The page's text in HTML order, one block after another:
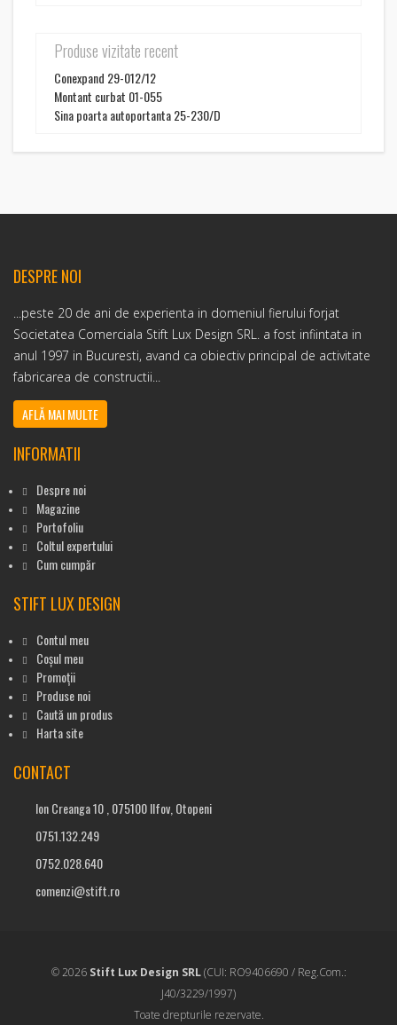
Produse vizitate recent
Conexpand 29-012/12
Montant curbat 01-055
Sina poarta autoportanta 25-230/D
DESPRE NOI
...peste 20 de ani de experienta in domeniul fierului forjat
Societatea Comerciala Stift Lux Design SRL. a fost infiintata in
anul 1997 in Bucuresti, avand ca obiectiv principal de activitate
fabricarea de constructii...
AFLĂ MAI MULTE
INFORMATII
Despre noi
Magazine
Portofoliu
Coltul expertului
Cum cumpăr
STIFT LUX DESIGN
Contul meu
Coșul meu
Promoții
Produse noi
Caută un produs
Harta site
CONTACT
Ion Creanga 10 , 075100 Ilfov, Otopeni
0751.132.249
0752.028.640
comenzi@stift.ro
© 2026 Stift Lux Design SRL(CUI: RO9406690 / Reg.Com.:
J40/3229/1997)
Toate drepturile rezervate.